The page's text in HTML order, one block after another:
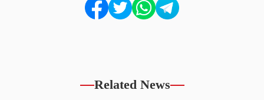
Related News